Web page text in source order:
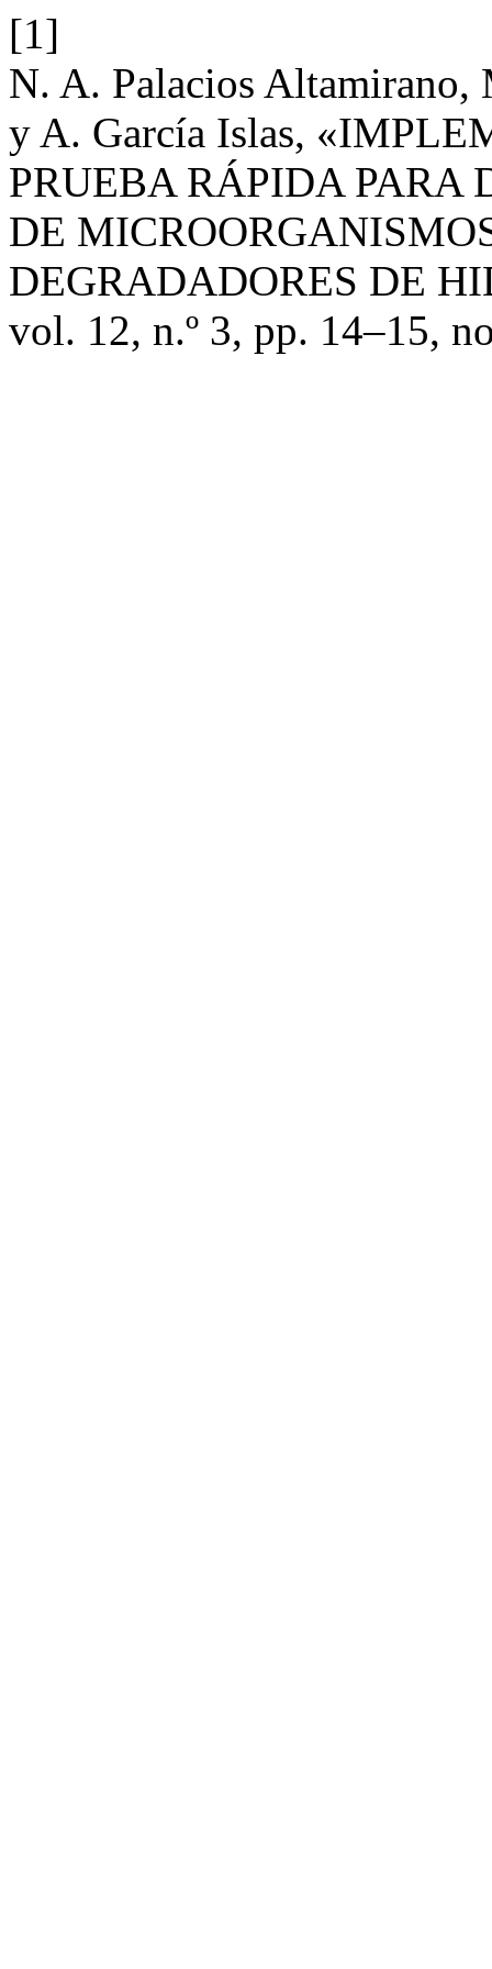
[1]
N. A. Palacios
y A. García Islas,
PRUEBA RÁPIDA PARA
DE
DEGRADADORES DE
vol. 12, n.º 3, pp. 14–15,